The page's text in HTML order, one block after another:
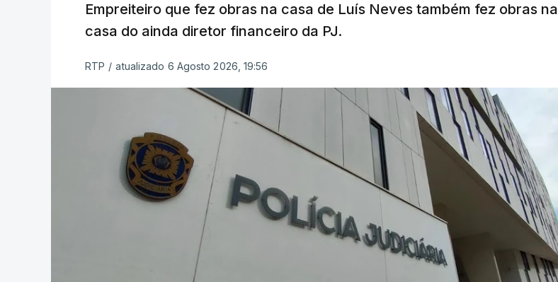
Empreiteiro que fez obras na casa de Luís Neves também fez obras na
casa do ainda diretor financeiro da PJ.
RTP / atualizado 6 Agosto 2026, 19:56